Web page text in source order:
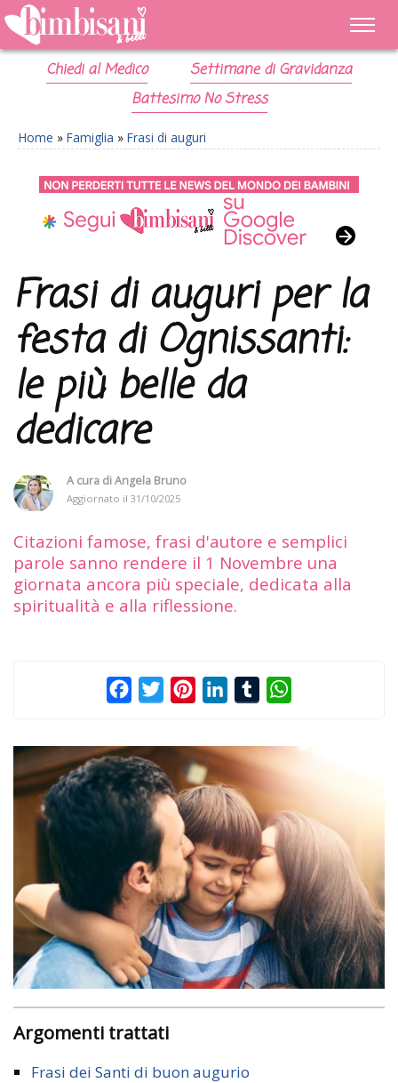
Chiedi al Medico
Settimane di Gravidanza
Battesimo No Stress
Home » Famiglia » Frasi di auguri
Frasi di auguri per la
festa di Ognissanti:
le più belle da
dedicare
A cura diAngela Bruno
Aggiornato il 31/10/2025
Citazioni famose, frasi d'autore e semplici
parole sanno rendere il 1 Novembre una
giornata ancora più speciale, dedicata alla
spiritualità e alla riflessione.
FacebookTwitterPinterestLinkedInTumblr
Argomenti trattati
Frasi dei Santi di buon augurio